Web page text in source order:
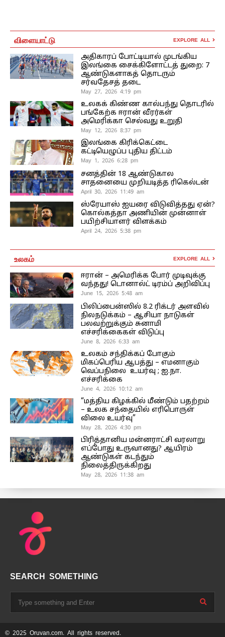
விளையாட்டு EXPLORE ALL
அதிகாரப் போட்டியால் முடங்கிய
இலங்கை சைக்கிளோட்டத் துறை: 7
ஆண்டுகளாகத் தொடரும்
சர்வதேசத் தடை
May 27, 2026 4:19 pm
உலகக் கிண்ண கால்பந்து தொடரில்
பங்கேற்க ஈரான் வீரர்கள்
அமெரிக்கா செல்வது உறுதி
May 12, 2026 8:37 pm
இலங்கை கிரிக்கெட்டை
கட்டியெழுப்ப புதிய திட்டம்
May 1, 2026 6:28 pm
சனத்தின் 18 ஆண்டுகால
சாதனையை முறியடித்த ரிகெல்டன்
April 30, 2026 11:49 am
ஸ்ரேயாஸ் ஐயரை விடுவித்தது ஏன்?
கொல்கத்தா அணியின் முன்னாள்
பயிற்சியாளர் விளக்கம்
April 24, 2026 5:38 pm
உலகம் EXPLORE ALL
ஈரான் – அமெரிக்க போர் முடிவுக்கு
வந்தது! டொனால்ட் டிரம்ப் அறிவிப்பு
June 15, 2026 5:48 am
பிலிப்பைன்ஸில் 8.2 ரிக்டர் அளவில்
நிலநடுக்கம் – ஆசியா நாடுகள்
பலவற்றுக்கும் சுனாமி
எச்சரிக்கைகள் விடுப்பு
June 8, 2026 6:33 am
உலகம் சந்திக்கப் போகும்
மிகப்பெரிய ஆபத்து – எமனாகும்
வெப்பநிலை உயர்வு ; ஐ.நா.
எச்சரிக்கை
June 4, 2026 10:12 am
“மத்திய கிழக்கில் மீண்டும் பதற்றம்
– உலக சந்தையில் எரிபொருள்
விலை உயர்வு”
May 28, 2026 4:30 pm
பிரித்தானிய மன்னராட்சி வரலாறு
எப்போது உருவானது? ஆயிரம்
ஆண்டுகள் கடந்தும்
நிலைத்திருக்கிறது
May 28, 2026 11:38 am
SEARCH SOMETHING
© 2025 Oruvan.com. All rights reserved.